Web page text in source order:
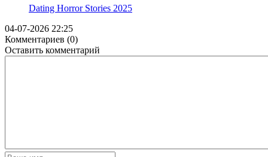
Dating Horror Stories 2025
04-07-2026 22:25
Комментариев (0)
Оставить комментарий